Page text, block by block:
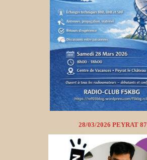
28/03/2026 PEYRAT 87